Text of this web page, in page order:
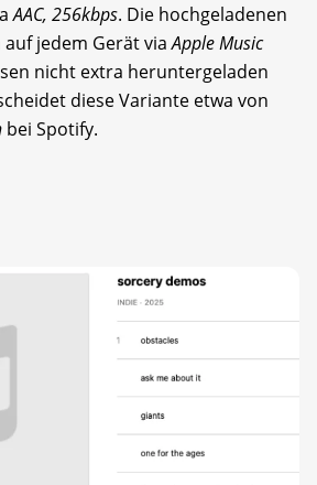
AAC, 256kbps. Die hochgeladenen
auf jedem Gerät viaApple Music
nicht extra heruntergeladen
diese Variante etwa von
bei Spotify.